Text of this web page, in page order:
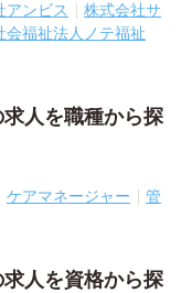
アンビス
株式会社サ
会福祉法人ノテ福祉
人を職種から探
ケアマネージャー
管
人を資格から探